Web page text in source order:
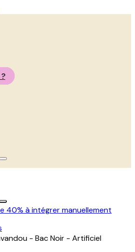
40% à intégrer manuellement
- Bac Noir - Artificiel